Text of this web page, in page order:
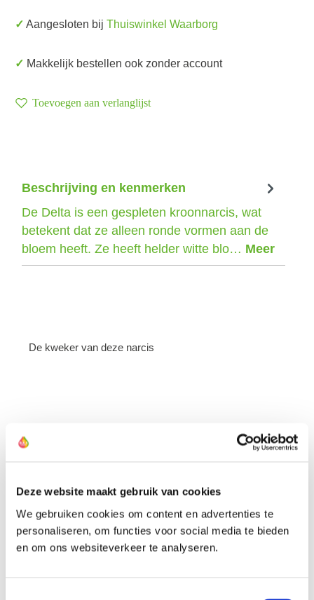
Deze website maakt gebruik van cookies
We gebruiken cookies om content en advertenties te
personaliseren, om functies voor social media te bieden
en om ons websiteverkeer te analyseren.
✓ Aangesloten bij Thuiswinkel Waarborg
✓ Makkelijk bestellen ook zonder account
Toevoegen aan verlanglijst
Beschrijving en kenmerken
De Delta is een gespleten kroonnarcis, wat
betekent dat ze alleen ronde vormen aan de
bloem heeft. Ze heeft helder witte blo… Meer
De kweker van deze narcis